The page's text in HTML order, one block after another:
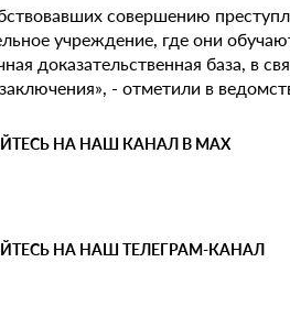
совершению
учреждение, где они
доказательственная база, в
- отметили в
НА НАШ КАНАЛ В MAX
НА НАШ ТЕЛЕГРАМ-КАНАЛ